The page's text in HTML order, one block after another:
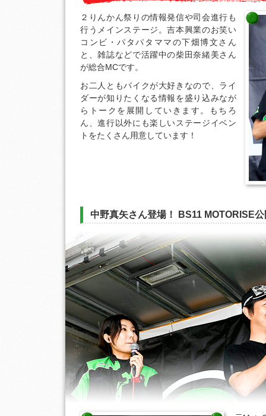
２りんかん祭りの情報発信や司会進行も
行うメインステージ。吉本興業のお笑い
コンビ・パタパタママの下畑博文さん
と、雑誌などで活躍中の柴田奈緒美さん
が総合MCです。
お二人ともバイクが大好きなので、ライ
ダーが知りたくなる情報を盛り込みなが
らトークを展開していきます。もちろ
ん、進行以外にも楽しいステージイベン
トをたくさん用意しています！
中野真矢さん登場！ BS11 MOTORISE